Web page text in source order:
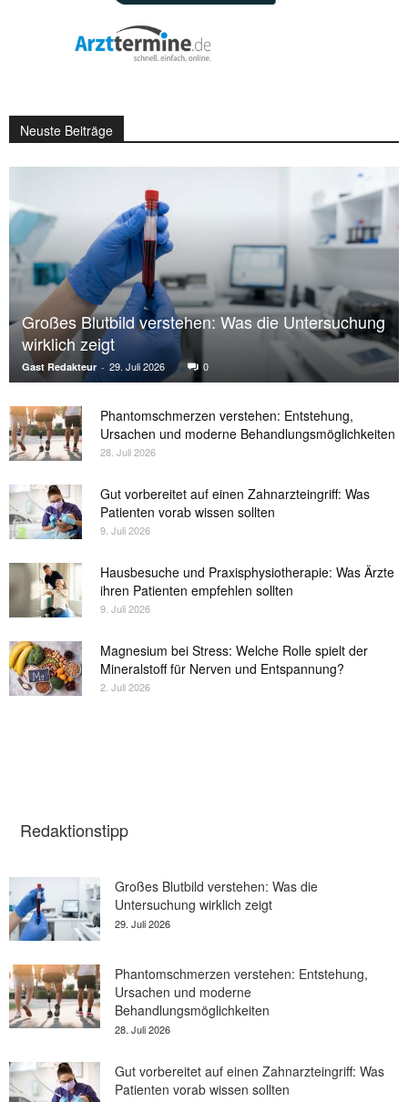
Neuste Beiträge
Großes Blutbild verstehen: Was die Untersuchung
wirklich zeigt
Gast Redakteur - 29. Juli 2026 0
Phantomschmerzen verstehen: Entstehung,
Ursachen und moderne Behandlungsmöglichkeiten
28. Juli 2026
Gut vorbereitet auf einen Zahnarzteingriff: Was
Patienten vorab wissen sollten
9. Juli 2026
Hausbesuche und Praxisphysiotherapie: Was Ärzte
ihren Patienten empfehlen sollten
9. Juli 2026
Magnesium bei Stress: Welche Rolle spielt der
Mineralstoff für Nerven und Entspannung?
2. Juli 2026
Redaktionstipp
Großes Blutbild verstehen: Was die
Untersuchung wirklich zeigt
29. Juli 2026
Phantomschmerzen verstehen: Entstehung,
Ursachen und moderne
Behandlungsmöglichkeiten
28. Juli 2026
Gut vorbereitet auf einen Zahnarzteingriff: Was
Patienten vorab wissen sollten